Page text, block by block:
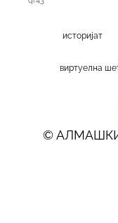
историјат
виртуелна
© АЛМАШКИ